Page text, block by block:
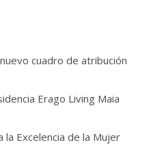
cuadro de atribución
Erago Living Maia
la Excelencia de la Mujer